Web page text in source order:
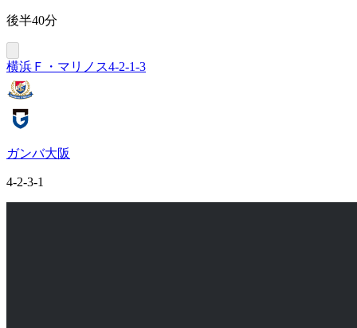
後半40分
横浜Ｆ・マリノス4-2-1-3
ガンバ大阪
4-2-3-1